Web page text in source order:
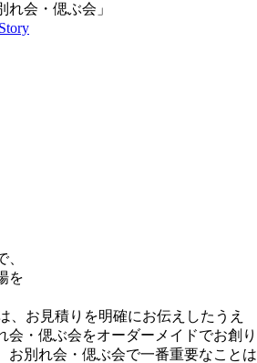
会・偲ぶ会」
、
を
、お見積りを明確にお伝えしたうえ
会・偲ぶ会をオーダーメイドでお創り
お別れ会・偲ぶ会で一番重要なことは